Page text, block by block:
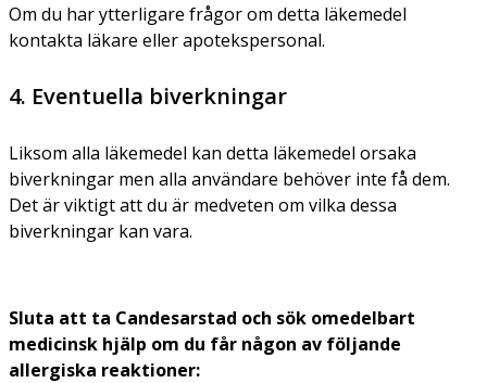
Om du har ytterligare frågor om detta läkemedel
kontakta läkare eller apotekspersonal.
4. Eventuella biverkningar
Liksom alla läkemedel kan detta läkemedel orsaka
biverkningar men alla användare behöver inte få dem.
Det är viktigt att du är medveten om vilka dessa
biverkningar kan vara.
Sluta att ta Candesarstad och sök omedelbart
medicinsk hjälp om du får någon av följande
allergiska reaktioner: